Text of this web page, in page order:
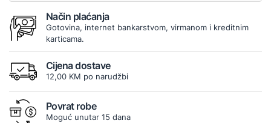
Način plaćanja
Gotovina, internet bankarstvom, virmanom i kreditnim
karticama.
Cijena dostave
12,00 KM po narudžbi
Povrat robe
Moguć unutar 15 dana